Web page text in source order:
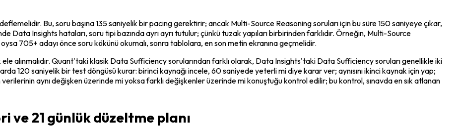
Bu, soru başına 135 saniyelik bir pacing gerektirir; ancak Multi-Source Reasoning soruları için bu süre 150 saniyeye çıkar,
Insights hataları, soru tipi bazında ayrı ayrı tutulur; çünkü tuzak yapıları birbirinden farklıdır. Örneğin, Multi-Source
oysa 705+ adayı önce soru kökünü okumalı, sonra tablolara, en son metin ekranına geçmelidir.
alınmalıdır. Quant'taki klasik Data Sufficiency sorularından farklı olarak, Data Insights'taki Data Sufficiency soruları genellikle iki
120 saniyelik bir test döngüsü kurar: birinci kaynağı incele, 60 saniyede yeterli mi diye karar ver; aynısını ikinci kaynak için yap;
aynı değişken üzerinde mi yoksa farklı değişkenler üzerinde mi konuştuğu kontrol edilir; bu kontrol, sınavda en sık atlanan
21 günlük düzeltme planı